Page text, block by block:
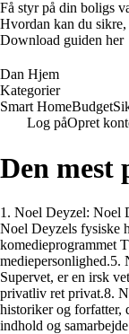
Få styr på din boligs
Hvordan kan du
Download guiden her
Dan Hjem
Kategorier
Smart HomeBudget
Log påOpret
Den mest
1. Noel Deyzel: Noel
Noel Deyzels fysiske
komedieprogrammet
mediepersonlighed.5.
Supervet, er en irsk
privatliv ret privat.8.
historiker og forfatter,
indhold og